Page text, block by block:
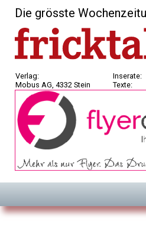
Die grösste
Verlag:
Mobus AG, 4332 Stein
Inserate:
Texte: